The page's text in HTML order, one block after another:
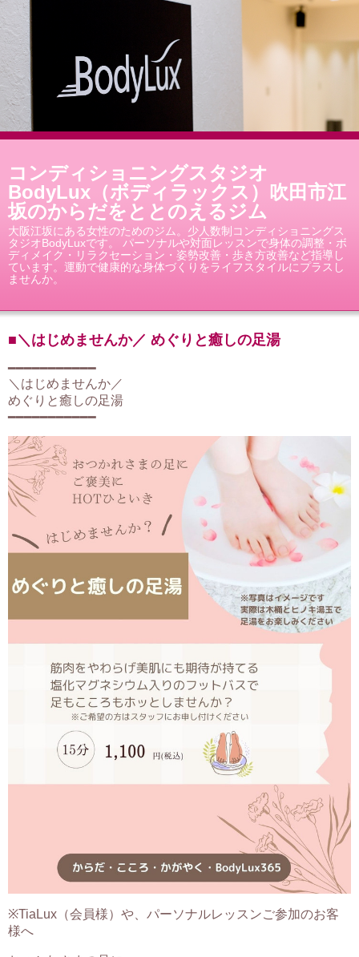
コンディショニングスタジオ
BodyLux（ボディラックス）吹田市江
坂のからだをととのえるジム
大阪江坂にある女性のためのジム。少人数制コンディショニングス
タジオBodyLuxです。 パーソナルや対面レッスンで身体の調整・ボ
ディメイク・リラクセーション・姿勢改善・歩き方改善など指導し
ています。運動で健康的な身体づくりをライフスタイルにプラスし
ませんか。
■＼はじめませんか／ めぐりと癒しの足湯
━━━━━━━━━━━
＼はじめませんか／
めぐりと癒しの足湯
━━━━━━━━━━━
※TiaLux（会員様）や、パーソナルレッスンご参加のお客
様へ